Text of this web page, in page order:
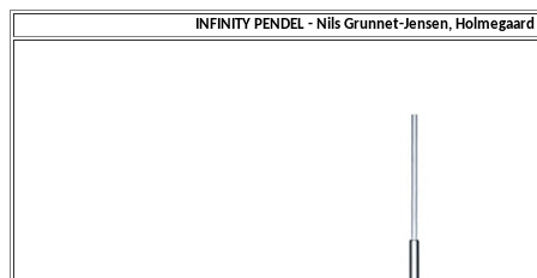
INFINITY PENDEL - Nils Grunnet-Jensen,